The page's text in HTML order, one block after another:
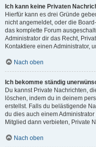
Ich kann keine Privaten
Hierfür kann es drei Gründe
nicht angemeldet, oder die
das komplette Forum
Administrator dir das Recht,
Kontaktiere einen Administrator,
Nach oben
Ich bekomme ständig
Du kannst Private Nachrichten,
löschen, indem du in deinem
erstellst. Falls du belästigende
du dies auch einem
Mitglied dann verbieten, Private
Nach oben